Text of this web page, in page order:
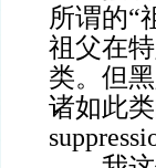
所谓的“
祖父在
类。但
诸如此